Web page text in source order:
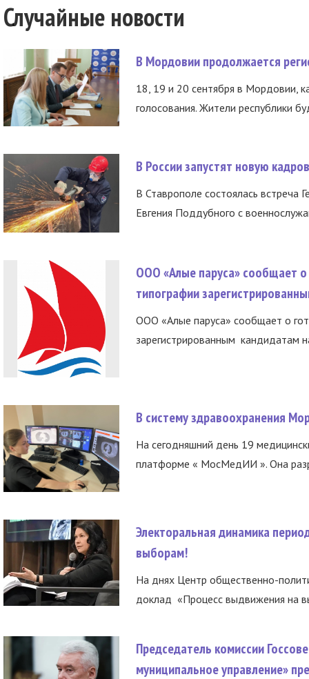
Случайные новости
В Мордовии продолжается
18, 19 и 20 сентября в Мордовии,
голосования. Жители республики
В России запустят новую
В Ставрополе состоялась встреча
Евгения Поддубного с
ООО «Алые паруса» сообщает о
типографии
ООО «Алые паруса» сообщает о
зарегистрированным кандидатам
В систему здравоохранения
На сегодняшний день 19
платформе « МосМедИИ ». Она
Электоральная динамика
выборам!
На днях Центр общественно-
доклад «Процесс выдвижения на
Председатель комиссии
муниципальное управление»